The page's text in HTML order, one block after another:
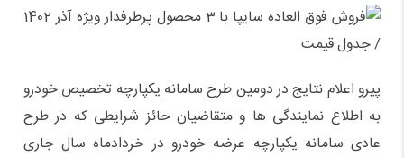
پیرو اعلام نتایج در دومین طرح سامانه یکپارچه تخصیص خودرو
به اطلاع نمایندگی ها و متقاضیان حائز شرایطی که در طرح
عادی سامانه یکپارچه عرضه خودرو در خردادماه سال جاری